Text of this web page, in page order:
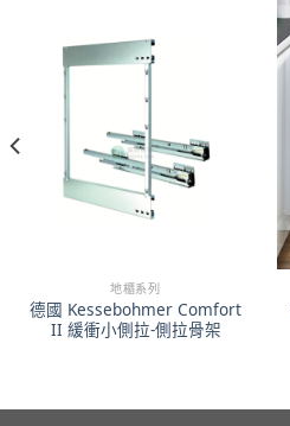
地櫃系列
德國 Kessebohmer Comfort
II 緩衝小側拉-側拉骨架